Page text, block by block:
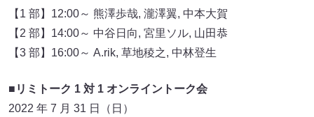
【1 部】12:00～ 熊澤歩哉, 瀧澤翼, 中本大賀
【2 部】14:00～ 中谷日向, 宮里ソル, 山田恭
【3 部】16:00～ A.rik, 草地稜之, 中林登生
■リミトーク 1 対 1 オンライントーク会
2022 年 7 月 31 日（日）